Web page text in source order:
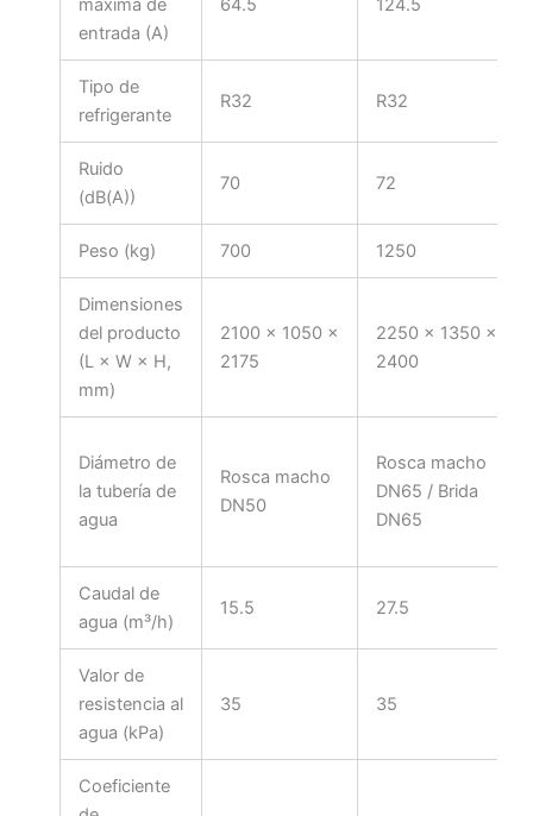
máxima de
entrada (A)
64.5 124.5
Tipo de
refrigerante
R32 R32
Ruido
(dB(A))
70 72
Peso (kg) 700 1250
Dimensiones
del producto
(L × W × H,
mm)
2100 × 1050 ×
2175
2250 × 1350 ×
2400
Diámetro de
la tubería de
agua
Rosca macho
DN50
Rosca macho
DN65 / Brida
DN65
Caudal de
agua (m³/h)
15.5 27.5
Valor de
resistencia al
agua (kPa)
35 35
Coeficiente